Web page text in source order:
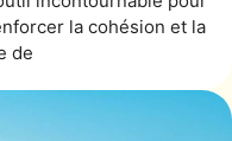
la cohésion et la
de